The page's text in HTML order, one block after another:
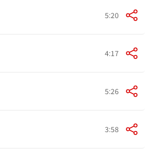
5:20
4:17
5:26
3:58